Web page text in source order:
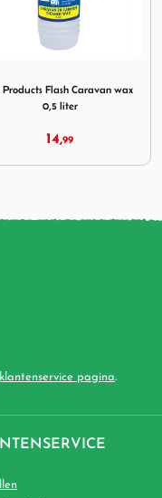
Products Flash Caravan wax
0,5 liter
14,99
klantenservice pagina.